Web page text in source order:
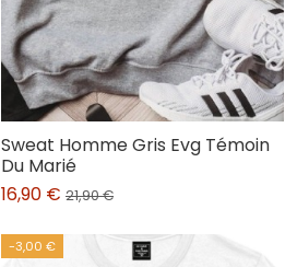
Sweat Homme Gris Evg Témoin
Du Marié
16,90 € 21,90 €
-3,00 €